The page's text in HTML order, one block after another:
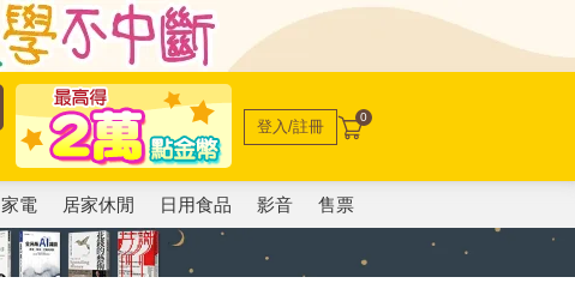
登入/註冊 0
家電 居家休閒 日用食品 影音 售票